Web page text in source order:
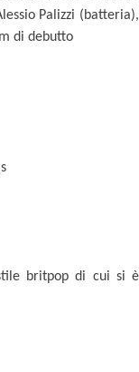
Palizzi (batteria),
di debutto
britpop di cui si è